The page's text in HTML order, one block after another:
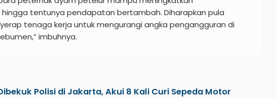
tentunya pendapatan bertambah. Diharapkan pula
tenaga kerja untuk mengurangi angka pengangguran di
imbuhnya.
Polisi di Jakarta, Akui 8 Kali Curi Sepeda Motor